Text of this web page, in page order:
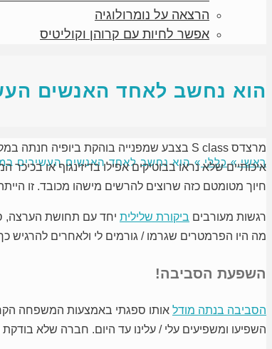
הרצאה על נומרולוגיה
אפשר לחיות עם קרוהן וקוליטיס
הוא נחשב לאחד האנשים
ראשי » כללי » הוא נחשב לאחד האנשים העשירים
איכותיים שלא נראו בבוטיקים אפילו בדיזינגוף או
חיוך מטומטם כזה שרוצים להרשים מישהו מכובד. זו
רגשות מעורבים ביקורת שלילית יחד עם תחושת הערצה,
מה היו הפרמטרים שגרמו / גורמים לי ולאחרים
השפעת הסביבה!
הסביבה בנתה מודל אותו ספגתי באמצעות המשפחה
השפיעו ומשפיעים עלי / עלינו עד היום. חברה שלא